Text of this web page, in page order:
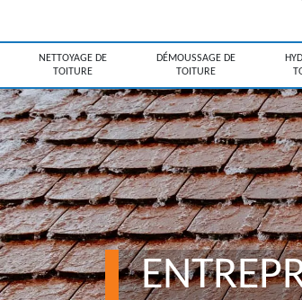
NETTOYAGE DE
TOITURE
DÉMOUSSAGE DE
TOITURE